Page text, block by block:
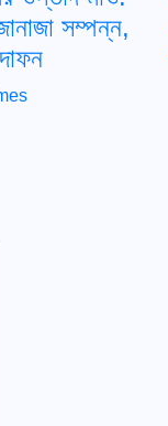
সম্পন্ন,